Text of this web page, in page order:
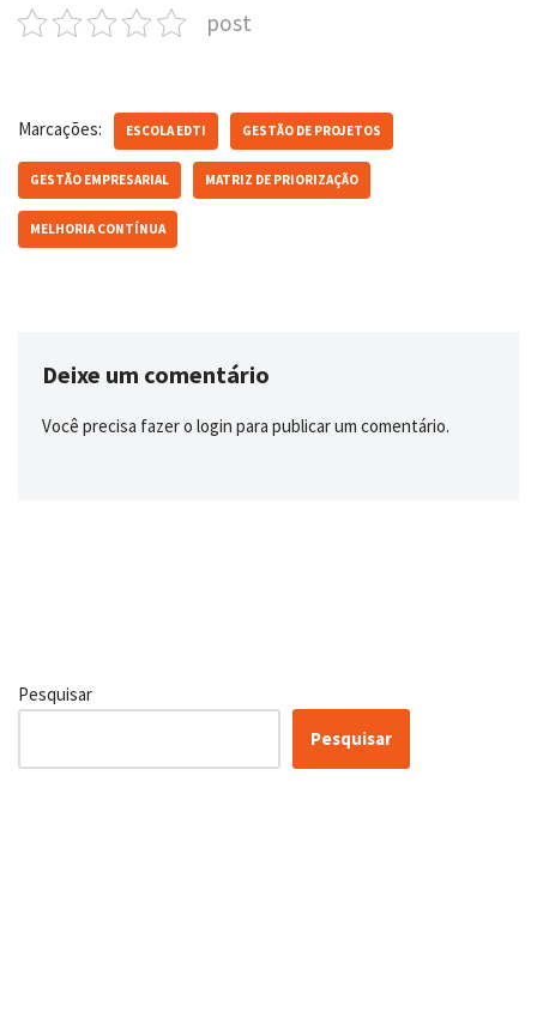
post
Marcações: ESCOLA EDTI GESTÃO DE PROJETOS
GESTÃO EMPRESARIAL MATRIZ DE PRIORIZAÇÃO
MELHORIA CONTÍNUA
Deixe um comentário
Você precisa fazer o login para publicar um comentário.
Pesquisar
Pesquisar